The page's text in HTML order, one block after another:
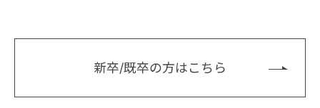
新卒/既卒の方はこちら